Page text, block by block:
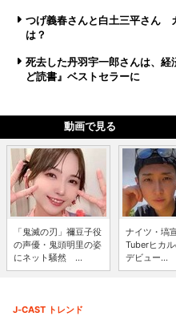
つげ義春さんと白土三平さん
は？
死去した丹羽宇一郎さんは、
ど読書』ベストセラーに
動画で見る
「鬼滅の刃」禰豆子役
の声優・鬼頭明里の姿
にネット騒然 ...
ナイツ・塙
Tuberヒカ
デビュー...
J-CAST トレンド